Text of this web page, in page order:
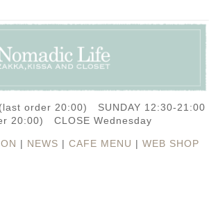
order 20:00) SUNDAY 12:30-21:00
20:00) CLOSE Wednesday
| NEWS | CAFE MENU | WEB SHOP